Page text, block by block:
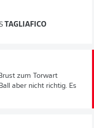
TAGLIAFICO
zum Torwart
aber nicht richtig. Es